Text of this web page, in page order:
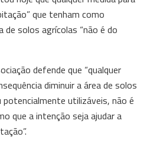
que tenham como
de solos agrícolas “não é do
defende que “qualquer
diminuir a área de solos
utilizáveis, não é
que a intenção seja ajudar a